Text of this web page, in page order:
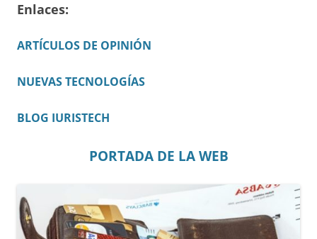
Enlaces:
ARTÍCULOS DE OPINIÓN
NUEVAS TECNOLOGÍAS
BLOG IURISTECH
PORTADA DE LA WEB